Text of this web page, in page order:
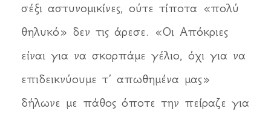
σέξι αστυνομικίνες, ούτε τίποτα «πολύ
θηλυκό» δεν τις άρεσε. «Οι Απόκριες
είναι για να σκορπάμε γέλιο, όχι για να
επιδεικνύουμε τ’ απωθημένα μας»
δήλωνε με πάθος όποτε την πείραζε για